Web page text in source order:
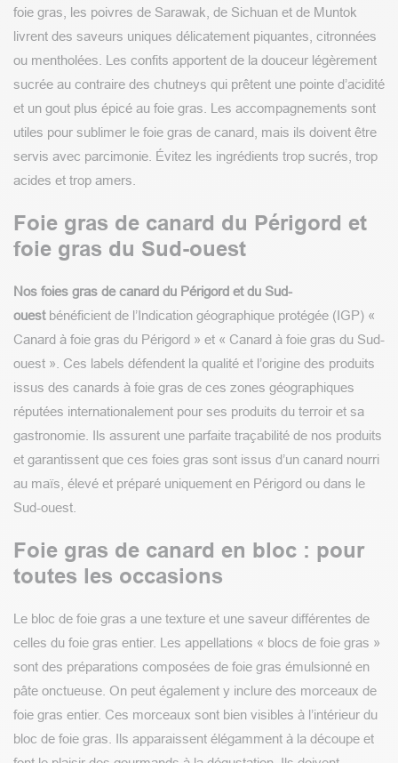
foie gras, les poivres de Sarawak, de Sichuan et de Muntok
livrent des saveurs uniques délicatement piquantes, citronnées
ou mentholées. Les confits apportent de la douceur légèrement
sucrée au contraire des chutneys qui prêtent une pointe d’acidité
et un gout plus épicé au foie gras. Les accompagnements sont
utiles pour sublimer le foie gras de canard, mais ils doivent être
servis avec parcimonie. Évitez les ingrédients trop sucrés, trop
acides et trop amers.
Foie gras de canard du Périgord et
foie gras du Sud-ouest
Nos foies gras de canard du Périgord et du Sud-
ouestbénéficient de l’Indication géographique protégée (IGP) «
Canard à foie gras du Périgord » et « Canard à foie gras du Sud-
ouest ». Ces labels défendent la qualité et l’origine des produits
issus des canards à foie gras de ces zones géographiques
réputées internationalement pour ses produits du terroir et sa
gastronomie. Ils assurent une parfaite traçabilité de nos produits
et garantissent que ces foies gras sont issus d’un canard nourri
au maïs, élevé et préparé uniquement en Périgord ou dans le
Sud-ouest.
Foie gras de canard en bloc : pour
toutes les occasions
Le bloc de foie gras a une texture et une saveur différentes de
celles du foie gras entier. Les appellations « blocs de foie gras »
sont des préparations composées de foie gras émulsionné en
pâte onctueuse. On peut également y inclure des morceaux de
foie gras entier. Ces morceaux sont bien visibles à l’intérieur du
bloc de foie gras. Ils apparaissent élégamment à la découpe et